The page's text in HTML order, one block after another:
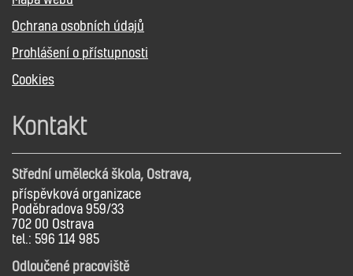
Ochrana osobních údajů
Prohlášení o přístupnosti
Cookies
Kontakt
Střední umělecká škola, Ostrava,
příspěvková organizace
Poděbradova 959/33
702 00 Ostrava
tel.: 596 114 985
Odloučené pracoviště